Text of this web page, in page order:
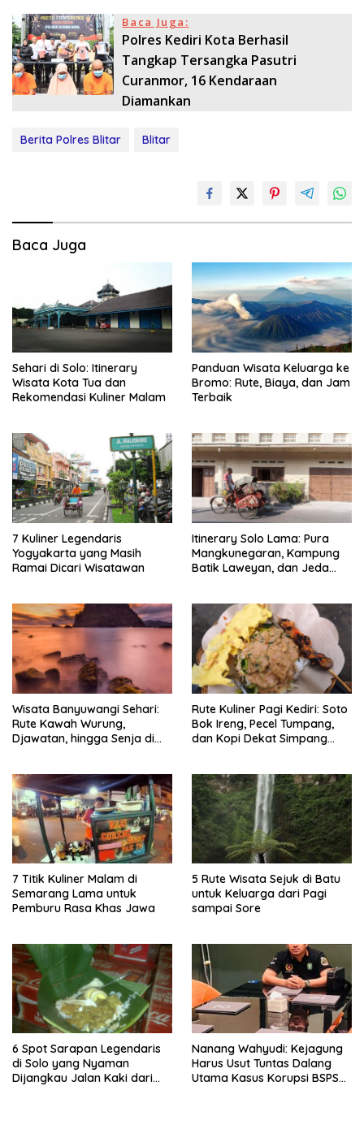
Baca Juga:
Polres Kediri Kota Berhasil
Tangkap Tersangka Pasutri
Curanmor, 16 Kendaraan
Diamankan
Berita Polres Blitar Blitar
Baca Juga
Sehari di Solo: Itinerary
Wisata Kota Tua dan
Rekomendasi Kuliner Malam
Panduan Wisata Keluarga ke
Bromo: Rute, Biaya, dan Jam
Terbaik
7 Kuliner Legendaris
Yogyakarta yang Masih
Ramai Dicari Wisatawan
Itinerary Solo Lama: Pura
Mangkunegaran, Kampung
Batik Laweyan, dan Jeda
Wisata Banyuwangi Sehari:
Rute Kawah Wurung,
Djawatan, hingga Senja di
Rute Kuliner Pagi Kediri: Soto
Bok Ireng, Pecel Tumpang,
dan Kopi Dekat Simpang
7 Titik Kuliner Malam di
Semarang Lama untuk
Pemburu Rasa Khas Jawa
5 Rute Wisata Sejuk di Batu
untuk Keluarga dari Pagi
sampai Sore
6 Spot Sarapan Legendaris
di Solo yang Nyaman
Dijangkau Jalan Kaki dari
Nanang Wahyudi: Kejagung
Harus Usut Tuntas Dalang
Utama Kasus Korupsi BSPS